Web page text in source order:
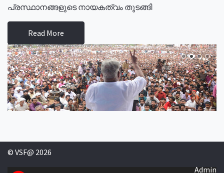
പ്രസ്ഥാനങ്ങളുടെ നായകത്വം തുടങ്ങി
Read More
© VSF@ 2026
Admin